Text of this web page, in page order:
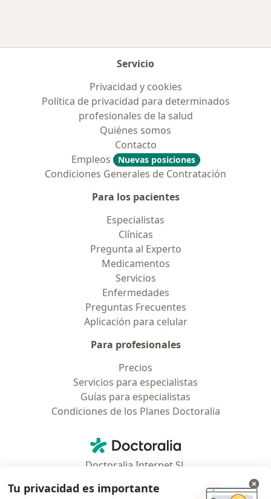
Servicio
Privacidad y cookies
Política de privacidad para determinados
profesionales de la salud
Quiénes somos
Contacto
Empleos
Nuevas posiciones
Condiciones Generales de Contratación
Para los pacientes
Especialistas
Clínicas
Pregunta al Experto
Medicamentos
Servicios
Enfermedades
Preguntas Frecuentes
Aplicación para celular
Para profesionales
Precios
Servicios para especialistas
Guías para especialistas
Condiciones de los Planes Doctoralia
Doctoralia - Página de inicio
Doctoralia Internet SL
08019 Barcelona, Spain
Tu privacidad es importante